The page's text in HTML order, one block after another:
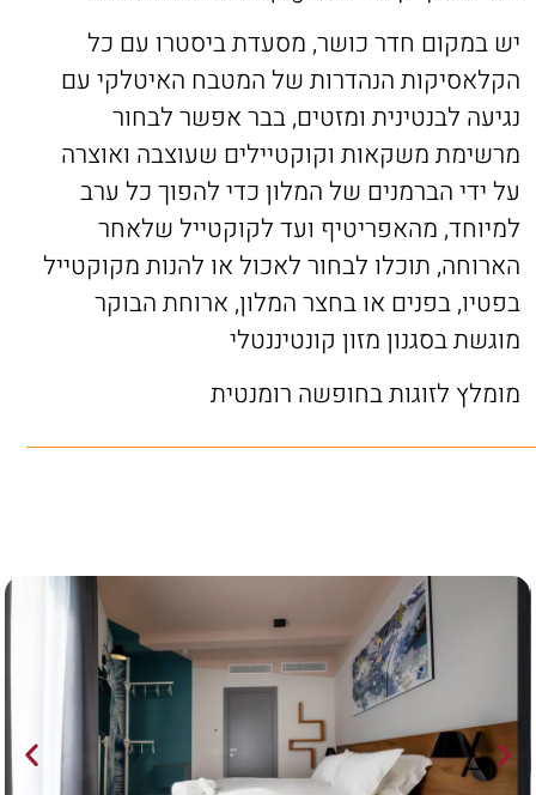
יש במקום חדר כושר, מסעדת ביסטרו עם כל
הקלאסיקות הנהדרות של המטבח האיטלקי עם
נגיעה לבנטינית ומזטים, בבר אפשר לבחור
מרשימת משקאות וקוקטיילים שעוצבה ואוצרה
על ידי הברמנים של המלון כדי להפוך כל ערב
למיוחד, מהאפריטיף ועד לקוקטייל שלאחר
הארוחה, תוכלו לבחור לאכול או להנות מקוקטייל
בפטיו, בפנים או בחצר המלון, ארוחת הבוקר
מוגשת בסגנון מזון קונטיננטלי
מומלץ לזוגות בחופשה רומנטית